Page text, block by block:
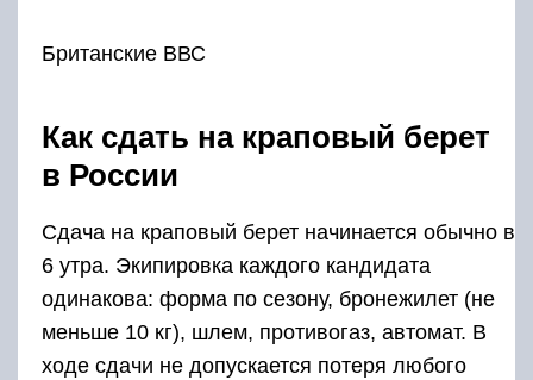
Британские ВВС
Как сдать на краповый берет
в России
Сдача на краповый берет начинается обычно в
6 утра. Экипировка каждого кандидата
одинакова: форма по сезону, бронежилет (не
меньше 10 кг), шлем, противогаз, автомат. В
ходе сдачи не допускается потеря любого